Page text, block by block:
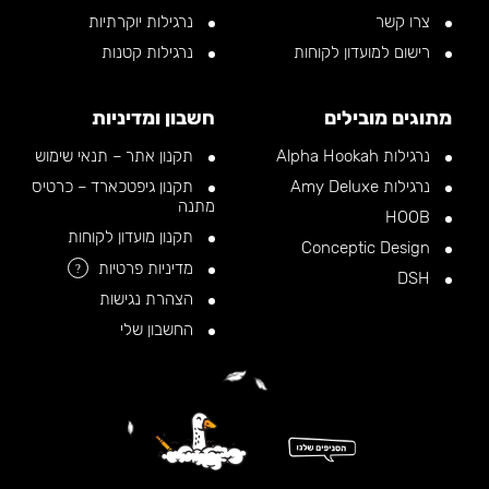
צרו קשר
רישום למועדון לקוחות
נרגילות יוקרתיות
נרגילות קטנות
מתוגים מובילים
נרגילות Alpha Hookah
נרגילות Amy Deluxe
חשבון ומדיניות
תקנון אתר – תנאי שימוש
תקנון גיפטכארד – כרטיס
מתנה
תקנון מועדון לקוחות
מדיניות פרטיות
?
הצהרת נגישות
החשבון שלי